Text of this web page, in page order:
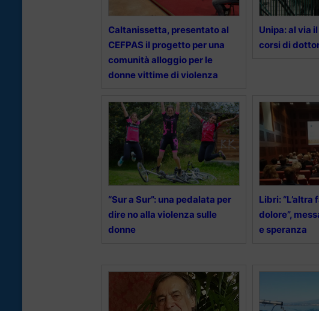
Caltanissetta, presentato al
CEFPAS il progetto per una
comunità alloggio per le
donne vittime di violenza
Unipa: al via
corsi di
“Sur a Sur”: una pedalata per
dire no alla violenza sulle
donne
Libri: “L’altra
dolore”,
e speranza